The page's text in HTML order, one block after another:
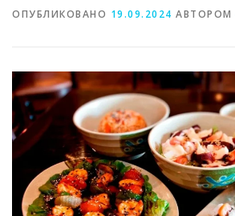
ОПУБЛИКОВАНО 19.09.2024 АВТОРОМ